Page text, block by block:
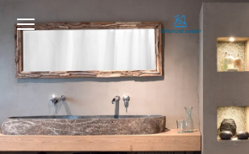
Ga
direct
naar
de
hoofdinhoud